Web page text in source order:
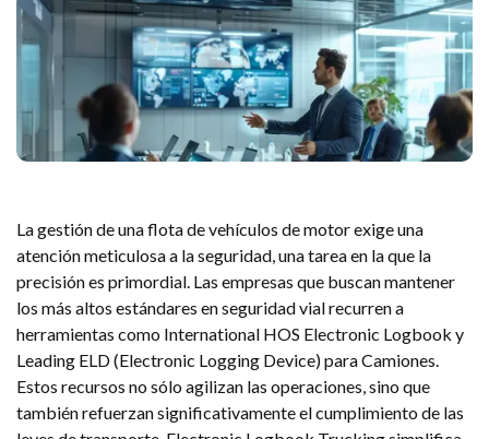
La gestión de una flota de vehículos de motor exige una
atención meticulosa a la seguridad, una tarea en la que la
precisión es primordial. Las empresas que buscan mantener
los más altos estándares en seguridad vial recurren a
herramientas como International HOS Electronic Logbook y
Leading ELD (Electronic Logging Device) para Camiones.
Estos recursos no sólo agilizan las operaciones, sino que
también refuerzan significativamente el cumplimiento de las